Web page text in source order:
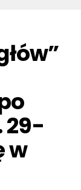
29-
w